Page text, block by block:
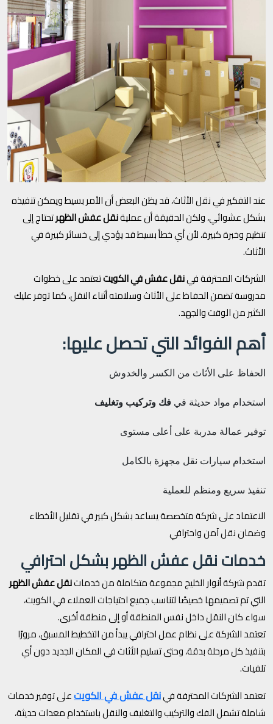
عند التفكير في نقل الأثاث، قد يظن البعض أن الأمر بسيط ويمكن تنفيذه
بشكل عشوائي، ولكن الحقيقة أن عمليةنقل عفش الظهرتحتاج إلى
تنظيم وخبرة كبيرة، لأن أي خطأ بسيط قد يؤدي إلى خسائر كبيرة في
الأثاث.
الشركات المحترفة فينقل عفش في الكويتتعتمد على خطوات
مدروسة تضمن الحفاظ على الأثاث وسلامته أثناء النقل، كما توفر عليك
الكثير من الوقت والجهد.
أهم الفوائد التي تحصل عليها:
الحفاظ على الأثاث من الكسر والخدوش
استخدام مواد حديثة في فك وتركيب وتغليف
توفير عمالة مدربة على أعلى مستوى
استخدام سيارات نقل مجهزة بالكامل
تنفيذ سريع ومنظم للعملية
الاعتماد على شركة متخصصة يساعد بشكل كبير في تقليل الأخطاء
وضمان نقل آمن واحترافي
خدمات نقل عفش الظهر بشكل احترافي
تقدم شركة أنوار الخليج مجموعة متكاملة من خدماتنقل عفش الظهر
التي تم تصميمها خصيصًا لتناسب جميع احتياجات العملاء في الكويت،
سواء كان النقل داخل نفس المنطقة أو إلى منطقة أخرى.
تعتمد الشركة على نظام عمل احترافي يبدأ من التخطيط المسبق، مرورًا
بتنفيذ كل مرحلة بدقة، وحتى تسليم الأثاث في المكان الجديد دون أي
تلفيات.
تعتمد الشركات المحترفة فينقل عفش في الكويتعلى توفير خدمات
شاملة تشمل الفك والتركيب والتغليف والنقل باستخدام معدات حديثة،